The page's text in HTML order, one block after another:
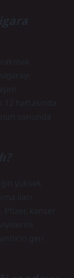
haftasında
sonunda
yüksek
ilacı
Pfizer, kanser
geri